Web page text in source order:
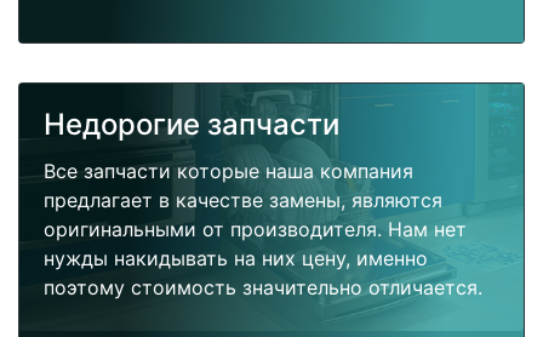
Недорогие запчасти
Все запчасти которые наша компания
предлагает в качестве замены, являются
оригинальными от производителя. Нам нет
нужды накидывать на них цену, именно
поэтому стоимость значительно отличается.